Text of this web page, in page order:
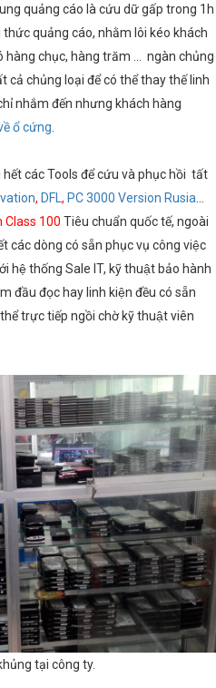
quảng cáo là cứu dữ gấp trong 1h
quảng cáo, nhằm lôi kéo khách
hàng chục, hàng trăm ... ngàn chủng
cả chủng loại để có thể thay thế linh
nhắm đến nhưng khách hàng
ổ cứng
các Tools để cứu và phục hồi tất
, DFL , PC 3000 Version Rusia
Class 100 Tiêu chuẩn quốc tế, ngoài
các dòng có sẵn phục vụ công việc
hệ thống Sale IT, kỹ thuật bảo hành
đầu đọc hay linh kiện đều có sẵn
trực tiếp ngồi chờ kỹ thuật viên
tại công ty.